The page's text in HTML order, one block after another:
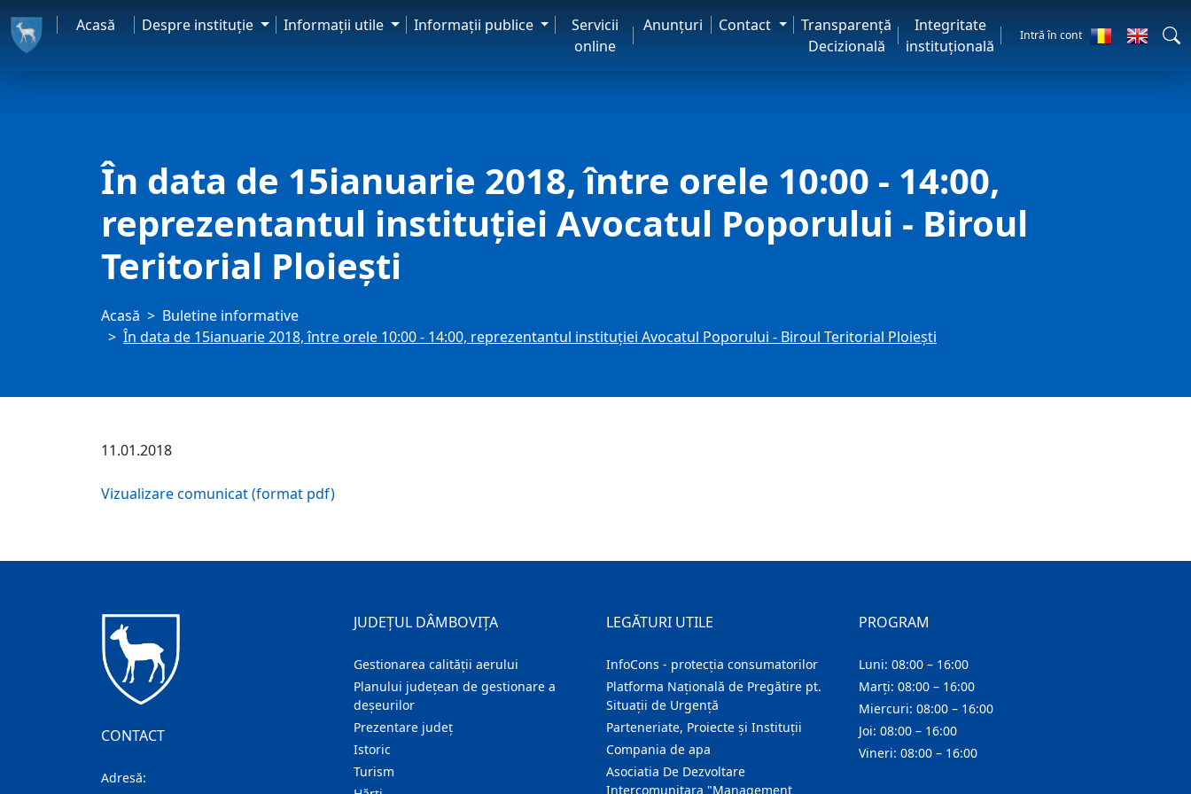
Acasă Despre instituţie Informaţii utile Informaţii publice
Servicii
online
Anunţuri Contact
Transparență
Decizională
Integritate
instituțională
Intră în cont
În data de 15ianuarie 2018, între orele 10:00 - 14:00,
reprezentantul instituţiei Avocatul Poporului - Biroul
Teritorial Ploieşti
Acasă
Buletine informative
În data de 15ianuarie 2018, între orele 10:00 - 14:00, reprezentantul instituţiei Avocatul Poporului - Biroul Teritorial Ploieşti
11.01.2018
Vizualizare comunicat (format pdf)
CONTACT
Adresă:
JUDEȚUL DÂMBOVIȚA
Gestionarea calității aerului
Planului județean de gestionare a
deșeurilor
Prezentare judeţ
Istoric
Turism
LEGĂTURI UTILE
InfoCons - protecția consumatorilor
Platforma Națională de Pregătire pt.
Situații de Urgență
Parteneriate, Proiecte și Instituții
Compania de apa
Asociatia De Dezvoltare
Intercomunitara "Management
PROGRAM
Luni: 08:00 – 16:00
Marți: 08:00 – 16:00
Miercuri: 08:00 – 16:00
Joi: 08:00 – 16:00
Vineri: 08:00 – 16:00